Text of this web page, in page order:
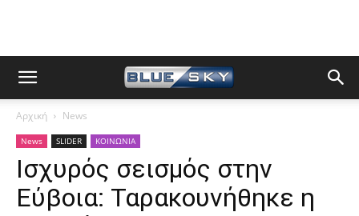
Αρχική News
News SLIDER ΚΟΙΝΩΝΙΑ
Ισχυρός σεισμός στην
Εύβοια: Ταρακουνήθηκε η